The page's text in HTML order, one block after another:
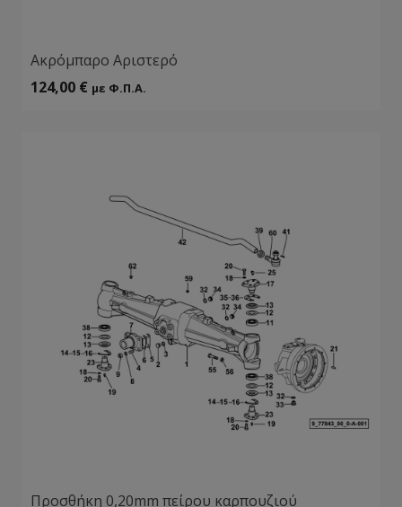
Ακρόμπαρο Αριστερό
124,00 € με Φ.Π.Α.
Προσθήκη 0,20mm πείρου καρπουζιού